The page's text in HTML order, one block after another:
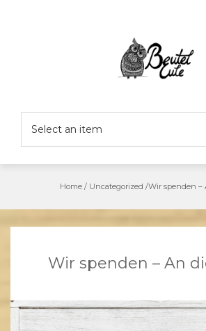
Home / Uncategorized /Wir spenden –
Wir spenden – An